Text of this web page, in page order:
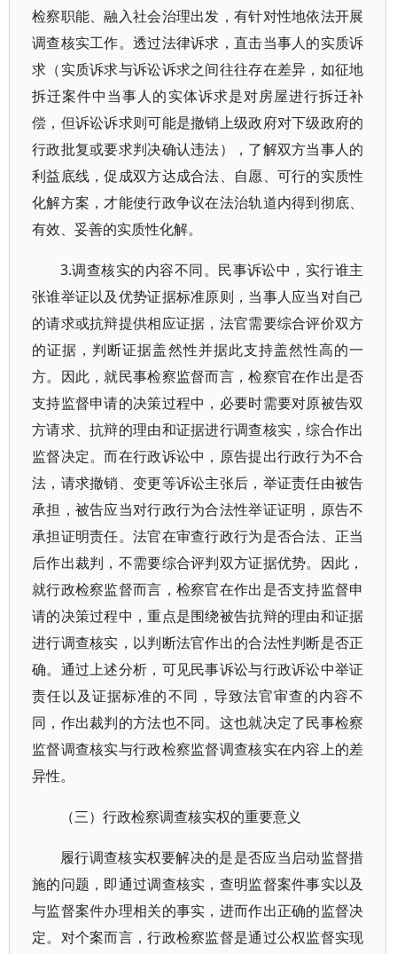
检察职能、融入社会治理出发，有针对性地依法开展
调查核实工作。透过法律诉求，直击当事人的实质诉
求（实质诉求与诉讼诉求之间往往存在差异，如征地
拆迁案件中当事人的实体诉求是对房屋进行拆迁补
偿，但诉讼诉求则可能是撤销上级政府对下级政府的
行政批复或要求判决确认违法），了解双方当事人的
利益底线，促成双方达成合法、自愿、可行的实质性
化解方案，才能使行政争议在法治轨道内得到彻底、
有效、妥善的实质性化解。
3.调查核实的内容不同。民事诉讼中，实行谁主
张谁举证以及优势证据标准原则，当事人应当对自己
的请求或抗辩提供相应证据，法官需要综合评价双方
的证据，判断证据盖然性并据此支持盖然性高的一
方。因此，就民事检察监督而言，检察官在作出是否
支持监督申请的决策过程中，必要时需要对原被告双
方请求、抗辩的理由和证据进行调查核实，综合作出
监督决定。而在行政诉讼中，原告提出行政行为不合
法，请求撤销、变更等诉讼主张后，举证责任由被告
承担，被告应当对行政行为合法性举证证明，原告不
承担证明责任。法官在审查行政行为是否合法、正当
后作出裁判，不需要综合评判双方证据优势。因此，
就行政检察监督而言，检察官在作出是否支持监督申
请的决策过程中，重点是围绕被告抗辩的理由和证据
进行调查核实，以判断法官作出的合法性判断是否正
确。通过上述分析，可见民事诉讼与行政诉讼中举证
责任以及证据标准的不同，导致法官审查的内容不
同，作出裁判的方法也不同。这也就决定了民事检察
监督调查核实与行政检察监督调查核实在内容上的差
异性。
（三）行政检察调查核实权的重要意义
履行调查核实权要解决的是是否应当启动监督措
施的问题，即通过调查核实，查明监督案件事实以及
与监督案件办理相关的事实，进而作出正确的监督决
定。对个案而言，行政检察监督是通过公权监督实现